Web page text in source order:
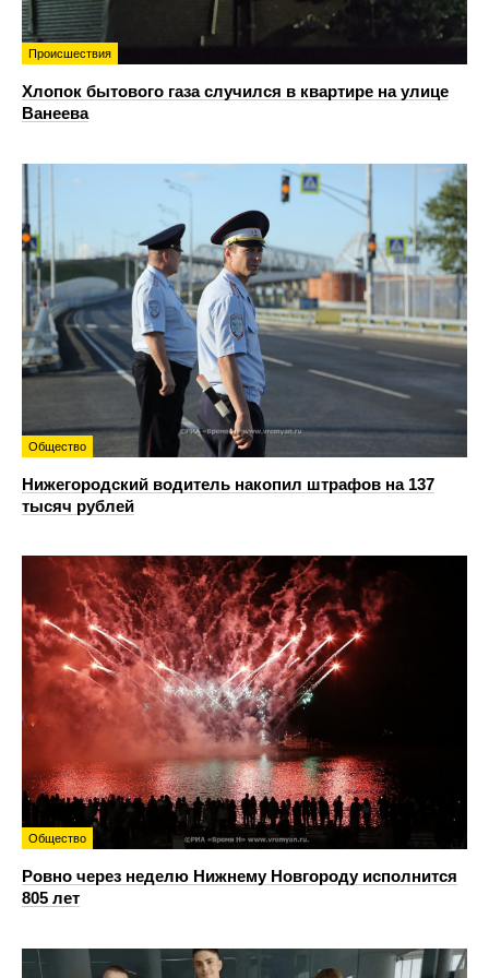
Происшествия
Хлопок бытового газа случился в квартире на улице
Ванеева
Общество
Нижегородский водитель накопил штрафов на 137
тысяч рублей
Общество
Ровно через неделю Нижнему Новгороду исполнится
805 лет